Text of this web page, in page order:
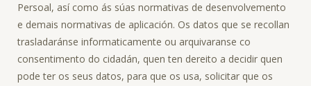
Persoal, así como ás súas normativas de desenvolvemento
e demais normativas de aplicación. Os datos que se recollan
trasladaránse informaticamente ou arquivaranse co
consentimento do cidadán, quen ten dereito a decidir quen
pode ter os seus datos, para que os usa, solicitar que os